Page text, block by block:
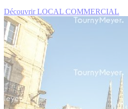
Découvrir LOCAL COMMERCIAL